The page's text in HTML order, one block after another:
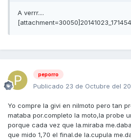
A verrr....
peporro
Publicado 23 de Octubre del
Yo compre la givi en nilmoto pero tan
mataba por.completo la moto,la probe
porque cada vez que la.miraba
que mido 1,70 el final.de la.cupula